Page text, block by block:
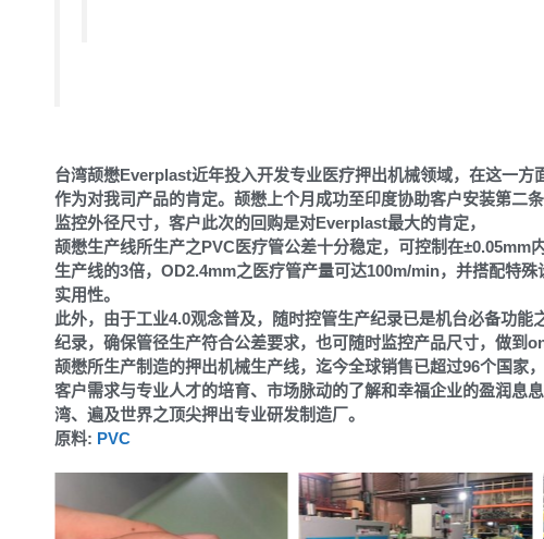
台湾颉懋Everplast近年投入开发专业医疗押出机械领域，在这一方
作为对我司产品的肯定。颉懋上个月成功至印度协助客户安装第二
监控外径尺寸，客户此次的回购是对Everplast最大的肯定，
颉懋生产线所生产之PVC医疗管公差十分稳定，可控制在
生产线的3倍，OD2.4mm之医疗管产量可达100m/min，并搭配特
实用性。
此外，由于工业4.0观念普及，随时控管生产纪录已是机台必备功
纪录，确保管径生产符合公差要求，也可随时监控产品尺寸，做到
颉懋所生产制造的押出机械生产线，迄今全球销售已超过96个国家
客户需求与专业人才的培育、市场脉动的了解和幸福企业的盈润息
湾、遍及世界之顶尖押出专业研发制造厂。
原料: PVC